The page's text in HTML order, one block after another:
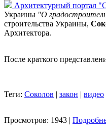
Архитектурный портал
Украины "О
строительства Украины,
Архитектора.
После краткого
Теги: Соколов | закон | видео
Просмотров: 1943 |